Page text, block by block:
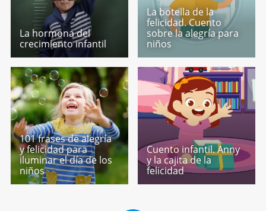
La hormona del
crecimiento infantil
La botella de la
felicidad. Cuento
sobre la alegría para
niños
101 frases de alegría
y felicidad para
iluminar el día de los
niños
Cuento infantil. Anny
y la cajita de la
felicidad